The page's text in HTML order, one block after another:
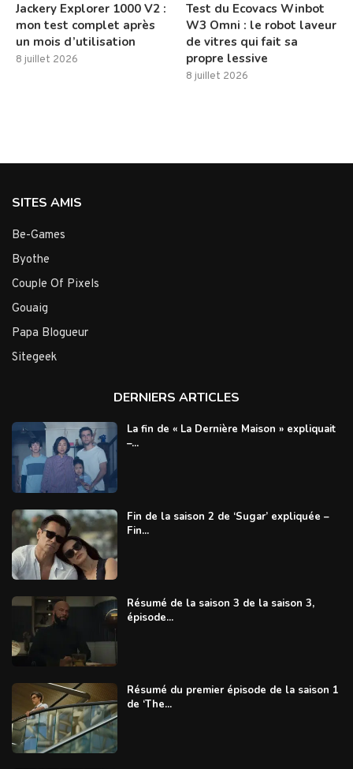
Jackery Explorer 1000 V2 :
mon test complet après
un mois d’utilisation
8 juillet 2026
Test du Ecovacs Winbot
W3 Omni : le robot laveur
de vitres qui fait sa
propre lessive
8 juillet 2026
SITES AMIS
Be-Games
Byothe
Couple Of Pixels
Gouaig
Papa Blogueur
Sitegeek
DERNIERS ARTICLES
La fin de « La Dernière Maison » expliquait
–...
Fin de la saison 2 de ‘Sugar’ expliquée –
Fin...
Résumé de la saison 3 de la saison 3,
épisode...
Résumé du premier épisode de la saison 1
de ‘The...